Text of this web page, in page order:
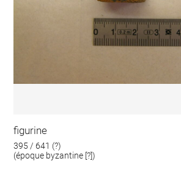
figurine
395 / 641 (?)
(époque byzantine [?])